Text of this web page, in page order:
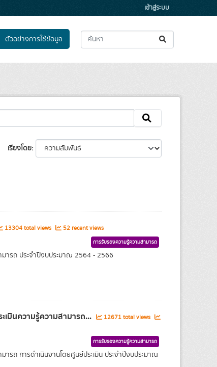
เข้าสู่ระบบ
ตัวอย่างการใช้ข้อมูล
เรียงโดย
13304 total views 52 recent views
การรับรองความรู้ความสามารถ
ารถ ประจำปีงบประมาณ 2564 - 2566
มินความรู้ความสามารถ...
12671 total views
การรับรองความรู้ความสามารถ
รถ การดำเนินงานโดยศูนย์ประเมิน ประจำปีงบประมาณ